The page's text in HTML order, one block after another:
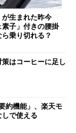
が生まれた昨今
素子」付きの腰掛
乗り切れる？
はコーヒーに足し
約機能」、楽天モ
で使える